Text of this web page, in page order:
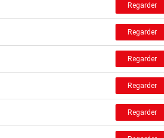
Regarder
Regarder
Regarder
Regarder
Regarder